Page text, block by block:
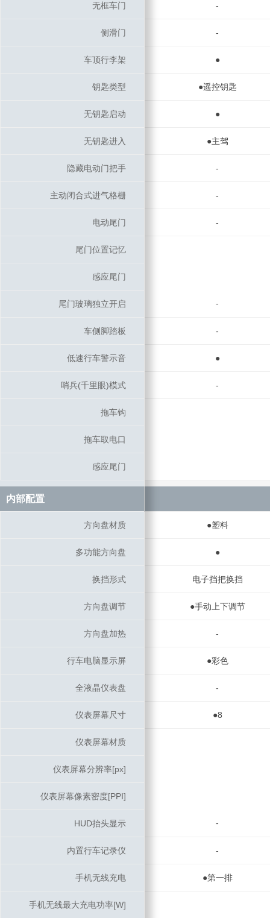
无框车门 -
侧滑门 -
车顶行李架 ●
钥匙类型 ●遥控钥匙
无钥匙启动 ●
无钥匙进入 ●主驾
隐藏电动门把手 -
主动闭合式进气格栅 -
电动尾门 -
尾门位置记忆
感应尾门
尾门玻璃独立开启 -
车侧脚踏板 -
低速行车警示音 ●
哨兵(千里眼)模式 -
拖车钩
拖车取电口
感应尾门
内部配置
方向盘材质 ●塑料
多功能方向盘 ●
换挡形式 电子挡把换挡
方向盘调节 ●手动上下调节
方向盘加热 -
行车电脑显示屏 ●彩色
全液晶仪表盘 -
仪表屏幕尺寸 ●8
仪表屏幕材质
仪表屏幕分辨率[px]
仪表屏幕像素密度[PPI]
HUD抬头显示 -
内置行车记录仪 -
手机无线充电 ●第一排
手机无线最大充电功率[W]
无框车门
侧滑门
车顶行李架
钥匙类型
无钥匙启动
无钥匙进入
隐藏电动门把手
主动闭合式进气格栅
电动尾门
尾门位置记忆
感应尾门
尾门玻璃独立开启
车侧脚踏板
低速行车警示音
哨兵(千里眼)模式
拖车钩
拖车取电口
感应尾门
内部配置
方向盘材质
多功能方向盘
换挡形式
方向盘调节
方向盘加热
行车电脑显示屏
全液晶仪表盘
仪表屏幕尺寸
仪表屏幕材质
仪表屏幕分辨率[px]
仪表屏幕像素密度[PPI]
HUD抬头显示
内置行车记录仪
手机无线充电
手机无线最大充电功率[W]